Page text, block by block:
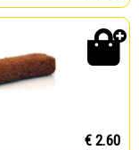
€ 2.60